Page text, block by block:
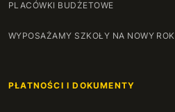
PLACÓWKI BUDŻETOWE
WYPOSAŻAMY SZKOŁY NA NOWY ROK
PŁATNOŚCI I DOKUMENTY